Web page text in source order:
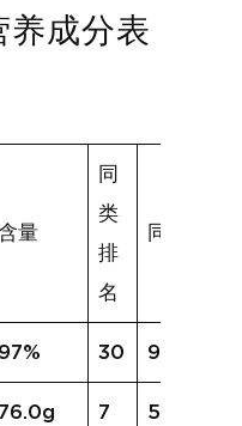
养成分表
量
同
类
排
名
同类均值
97% 30 93%
76.0g 7 55.1g